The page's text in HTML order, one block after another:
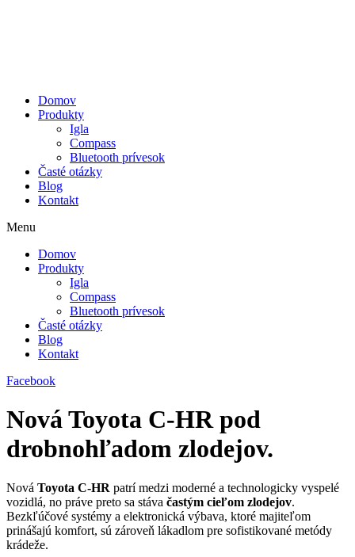
Domov
Produkty
Igla
Compass
Bluetooth prívesok
Časté otázky
Blog
Kontakt
Menu
Domov
Produkty
Igla
Compass
Bluetooth prívesok
Časté otázky
Blog
Kontakt
Facebook
Nová Toyota C-HR pod
drobnohľadom zlodejov.
Nová Toyota C-HR patrí medzi moderné a technologicky vyspelé
vozidlá, no práve preto sa stáva častým cieľom zlodejov.
Bezkľúčové systémy a elektronická výbava, ktoré majiteľom
prinášajú komfort, sú zároveň lákadlom pre sofistikované metódy
krádeže.